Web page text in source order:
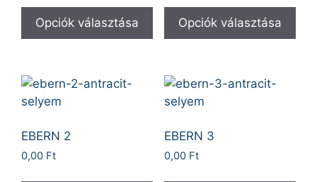
Opciók választása Opciók választása
EBERN 2
0,00 Ft
EBERN 3
0,00 Ft